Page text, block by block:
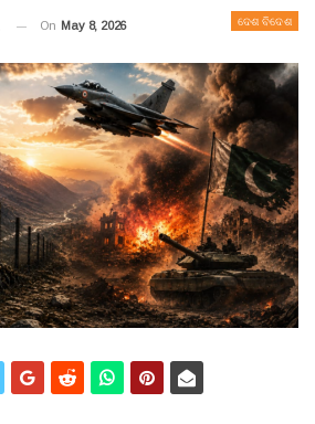
ଦେଶ ବିଦେଶ
On May 8, 2026